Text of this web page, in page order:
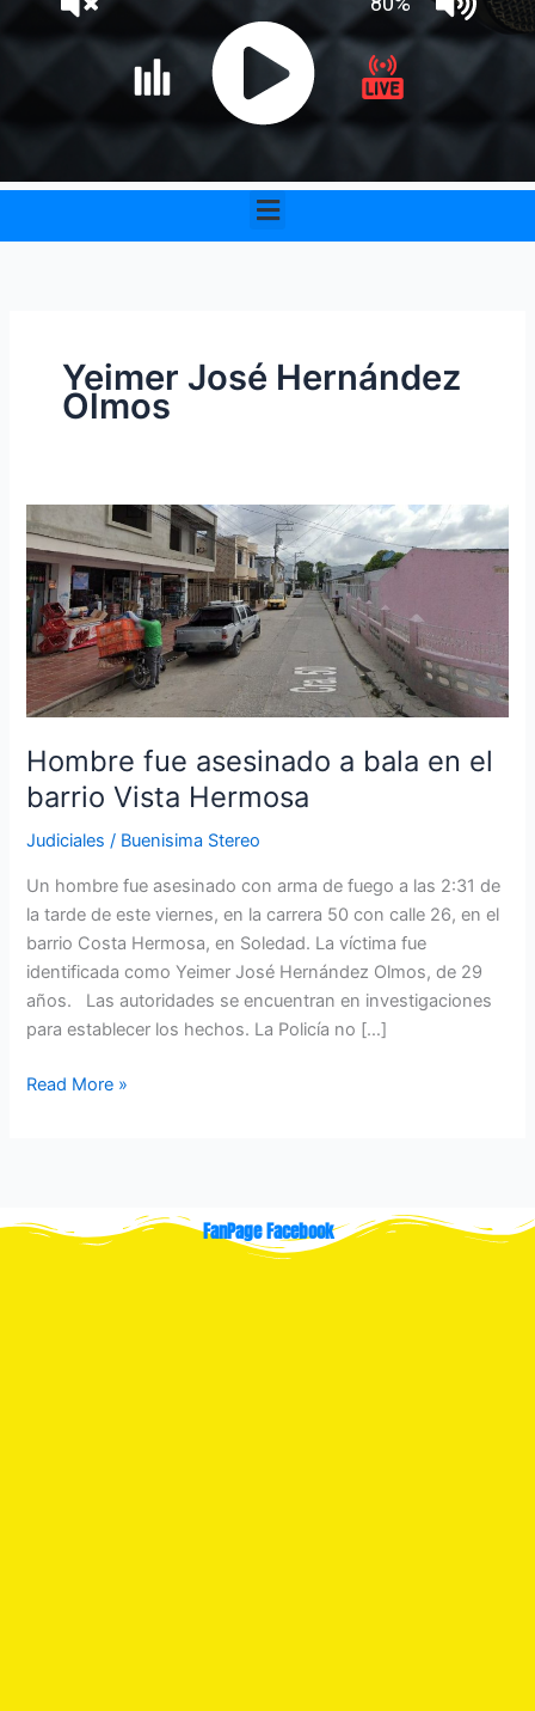
Menu
Yeimer José Hernández
Olmos
Hombre fue asesinado a bala en el
barrio Vista Hermosa
Judiciales / Buenisima Stereo
Un hombre fue asesinado con arma de fuego a las 2:31 de
la tarde de este viernes, en la carrera 50 con calle 26, en el
barrio Costa Hermosa, en Soledad. La víctima fue
identificada como Yeimer José Hernández Olmos, de 29
años. Las autoridades se encuentran en investigaciones
para establecer los hechos. La Policía no […]
Hombre
fue
asesinado
a
bala
en
el
barrio
Vista
Hermosa
Read More »
FanPage Facebook